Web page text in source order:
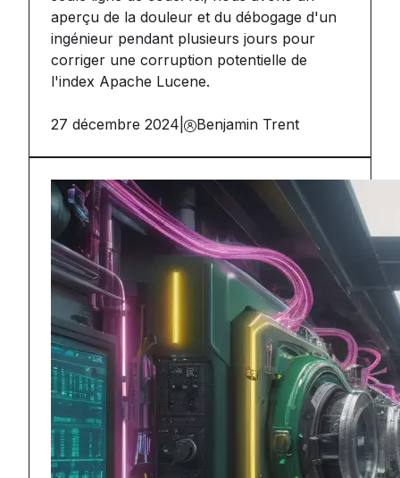
aperçu de la douleur et du débogage d'un
ingénieur pendant plusieurs jours pour
corriger une corruption potentielle de
l'index Apache Lucene.
27 décembre 2024 Benjamin Trent